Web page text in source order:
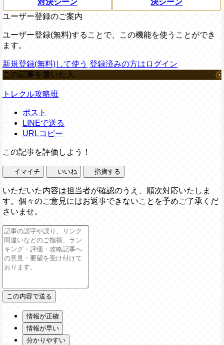
対決シーン
決シーン
ユーザー登録のご案内
ユーザー登録(無料)することで、この機能を使うことができ
ます。
新規登録(無料)して使う 登録済みの方はログイン
この記事を書いた人
トレクル攻略班
ポスト
LINEで送る
URLコピー
この記事を評価しよう！
イマイチ いいね 指摘する
いただいた内容は担当者が確認のうえ、順次対応いたしま
す。個々のご意見にはお返事できないことを予めご了承くだ
さいませ。
情報が正確
情報が早い
分かりやすい